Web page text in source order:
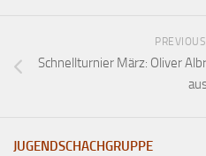
Schnellturnier März: Oliver
JUGENDSCHACHGRUPPE